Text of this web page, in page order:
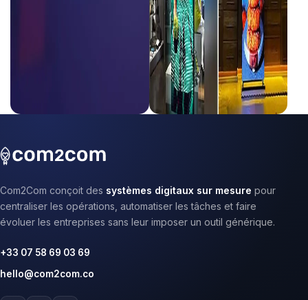
Com2Com conçoit des systèmes digitaux sur mesure pour
centraliser les opérations, automatiser les tâches et faire
évoluer les entreprises sans leur imposer un outil générique.
+33 07 58 69 03 69
hello@com2com.co